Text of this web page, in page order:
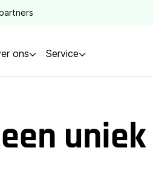
ons Service
uniek